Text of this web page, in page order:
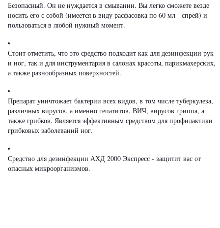
Безопасный. Он не нуждается в смывании. Вы легко сможете везде
носить его с собой (имеется в виду расфасовка по 60 мл - спрей) и
пользоваться в любой нужный момент.
Стоит отметить, что это средство подходит как для дезинфекции рук
и ног, так и для инструментария в салонах красоты, парикмахерских,
а также разнообразных поверхностей.
Препарат уничтожает бактерии всех видов, в том числе туберкулеза,
различных вирусов, а именно гепатитов, ВИЧ, вирусов гриппа, а
также грибков. Является эффективным средством для профилактики
грибковых заболеваний ног.
Средство для дезинфекции АХД 2000 Экспресс - защитит вас от
опасных микроорганизмов.